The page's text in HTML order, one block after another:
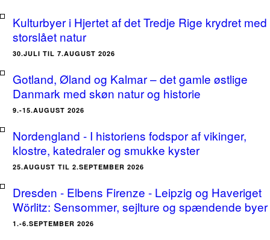
Kulturbyer i Hjertet af det Tredje Rige krydret med
storslået natur
30.JULI TIL 7.AUGUST 2026
Gotland, Øland og Kalmar – det gamle østlige
Danmark med skøn natur og historie
9.-15.AUGUST 2026
Nordengland - I historiens fodspor af vikinger,
klostre, katedraler og smukke kyster
25.AUGUST TIL 2.SEPTEMBER 2026
Dresden - Elbens Firenze - Leipzig og Haveriget
Wörlitz: Sensommer, sejlture og spændende byer
1.-6.SEPTEMBER 2026